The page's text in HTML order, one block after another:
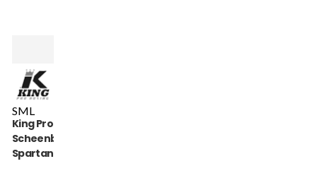
SML
King Pro Boxing
Scheenbeschermers
Spartan Series (KPB